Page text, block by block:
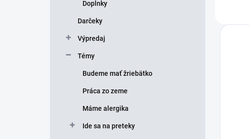
Doplnky
Darčeky
Výpredaj
Témy
Budeme mať žriebätko
Práca zo zeme
Máme alergika
Ide sa na preteky